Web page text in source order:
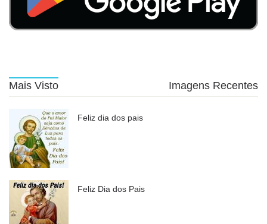
Mais Visto Imagens Recentes
Feliz dia dos pais
Feliz Dia dos Pais